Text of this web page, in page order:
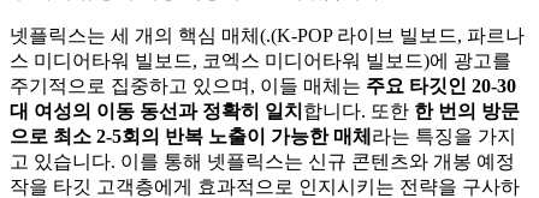
넷플릭스는 세 개의 핵심 매체(.(K-POP 라이브 빌보드, 파르나
스 미디어타워 빌보드, 코엑스 미디어타워 빌보드)에 광고를
주기적으로 집중하고 있으며, 이들 매체는 주요 타깃인 20-30
대 여성의 이동 동선과 정확히 일치 합니다. 또한 한 번의 방문
으로 최소 2-5회의 반복 노출이 가능한 매체 라는 특징을 가지
고 있습니다. 이를 통해 넷플릭스는 신규 콘텐츠와 개봉 예정
작을 타깃 고객층에게 효과적으로 인지시키는 전략을 구사하